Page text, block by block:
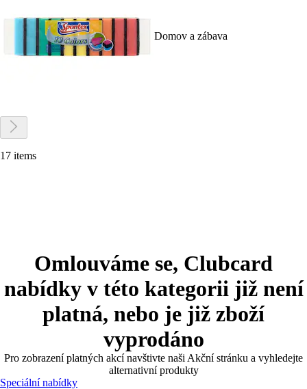
Domov a zábava
17 items
Omlouváme se, Clubcard
nabídky v této kategorii již není
platná, nebo je již zboží
vyprodáno
Pro zobrazení platných akcí navštivte naši Akční stránku a vyhledejte
alternativní produkty
Speciální nabídky